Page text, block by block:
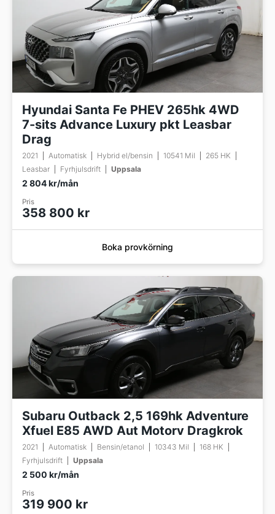
Hyundai Santa Fe PHEV 265hk 4WD
7-sits Advance Luxury pkt Leasbar
Drag
2021 Automatisk Hybrid el/bensin 10541 Mil
265 HK
Leasbar
Fyrhjulsdrift Uppsala
2 804 kr/mån
Pris
358 800 kr
Boka provkörning
Subaru Outback 2,5 169hk Adventure
Xfuel E85 AWD Aut Motorv Dragkrok
2021 Automatisk Bensin/etanol 10343 Mil
168 HK
Fyrhjulsdrift
Uppsala
2 500 kr/mån
Pris
319 900 kr